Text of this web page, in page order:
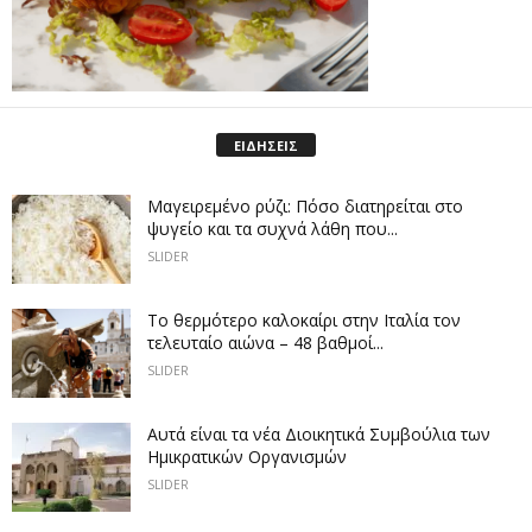
ΕΙΔΗΣΕΙΣ
Μαγειρεμένο ρύζι: Πόσο διατηρείται στο
ψυγείο και τα συχνά λάθη που...
SLIDER
Το θερμότερο καλοκαίρι στην Ιταλία τον
τελευταίο αιώνα – 48 βαθμοί...
SLIDER
Αυτά είναι τα νέα Διοικητικά Συμβούλια των
Ημικρατικών Οργανισμών
SLIDER